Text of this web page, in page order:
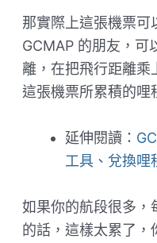
那實際上這張機票可
GCMAP 的朋友，可
離，在把飛行距離乘
這張機票所累積的哩
延伸閱讀：
工具、兌換哩
如果你的航段很多，
的話，這樣太累了，